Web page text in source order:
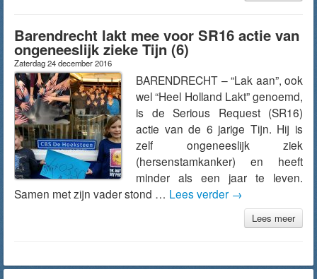
Barendrecht lakt mee voor SR16 actie van
ongeneeslijk zieke Tijn (6)
Zaterdag 24 december 2016
BARENDRECHT – “Lak aan”, ook
wel “Heel Holland Lakt” genoemd,
is de Serious Request (SR16)
actie van de 6 jarige Tijn. Hij is
zelf ongeneeslijk ziek
(hersenstamkanker) en heeft
minder als een jaar te leven.
Samen met zijn vader stond … Lees verder →
Lees meer